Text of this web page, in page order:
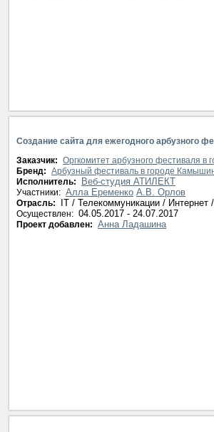
Создание сайта для ежегодного арбузного
Заказчик: Оргкомитет арбузного фестиваля в
Бренд: Арбузный фестиваль в городе
Исполнитель:
Веб-студия АТИЛЕКТ
Участники: Алла Еременко А.В. Орлов
Отрасль: IT / Телекоммуникации /
Осуществлен: 04.05.2017 - 24.07.2017
Проект добавлен: Анна Ладашина